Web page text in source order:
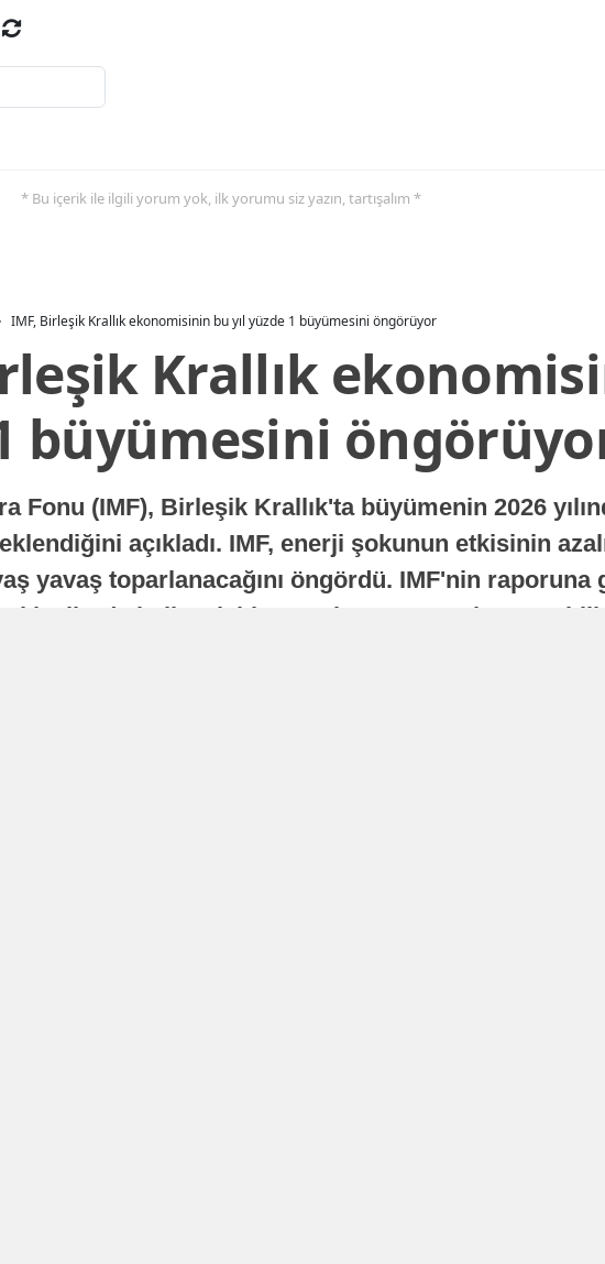
* Bu içerik ile ilgili yorum yok, ilk yorumu siz yazın, tartışalım *
IMF, Birleşik Krallık ekonomisinin bu yıl yüzde 1 büyümesini öngörüyor
Krallık
büyümesini
Fonu (IMF), Birleşik Krallık'ta büyümenin 2026
açıkladı. IMF, enerji şokunun etkisinin
yavaş toparlanacağını öngördü. IMF'nin raporuna
yıllarda istikrarlı bir toparlanma süreci